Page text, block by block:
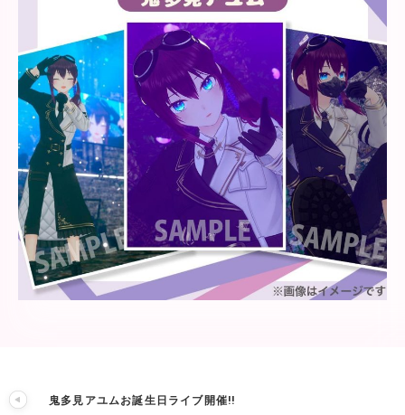
鬼多見アユムお誕生日ライブ開催!!